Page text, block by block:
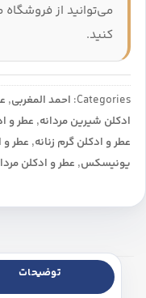
می‌توانید از فروشگاه
کنید.
Categories: احمد المغربی,
ادکلن شیرین مردانه, عطر و
عطر و ادکلن گرم زنانه, عطر و
یونیسکس, عطر و ادکلن
توضیحات